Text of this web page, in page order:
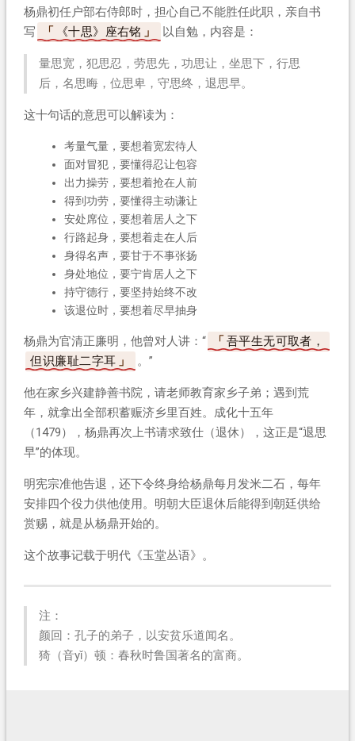
杨鼎初任户部右侍郎时，担心自己不能胜任此职，亲自书
写
《十思》座右铭 以自勉，内容是：
量思宽，犯思忍，劳思先，功思让，坐思下，行思
后，名思晦，位思卑，守思终，退思早。
这十句话的意思可以解读为：
考量气量，要想着宽宏待人
面对冒犯，要懂得忍让包容
出力操劳，要想着抢在人前
得到功劳，要懂得主动谦让
安处席位，要想着居人之下
行路起身，要想着走在人后
身得名声，要甘于不事张扬
身处地位，要宁肯居人之下
持守德行，要坚持始终不改
该退位时，要想着尽早抽身
杨鼎为官清正廉明，他曾对人讲：“
吾平生无可取者，
但识廉耻二字耳
。”
他在家乡兴建静善书院，请老师教育家乡子弟；遇到荒
年，就拿出全部积蓄赈济乡里百姓。成化十五年
（1479），杨鼎再次上书请求致仕（退休），这正是“退思
早”的体现。
明宪宗准他告退，还下令终身给杨鼎每月发米二石，每年
安排四个役力供他使用。明朝大臣退休后能得到朝廷供给
赏赐，就是从杨鼎开始的。
这个故事记载于明代《玉堂丛语》。
注：
颜回：孔子的弟子，以安贫乐道闻名。
猗（音yǐ）顿：春秋时鲁国著名的富商。